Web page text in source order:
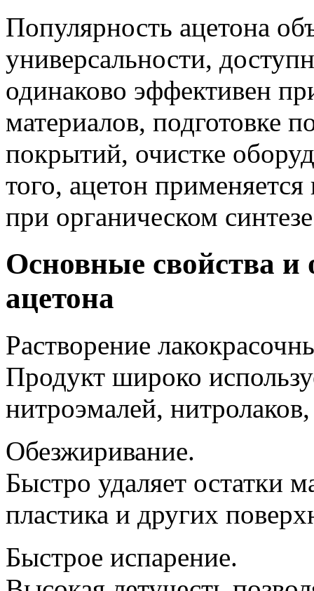
Популярность ацетона
универсальности,
одинаково эффективен
материалов, подготовке
покрытий, очистке
того, ацетон
при органическом
Основные свойства и
ацетона
Растворение
Продукт широко
нитроэмалей,
Обезжиривание.
Быстро удаляет остатки
пластика и других
Быстрое испарение.